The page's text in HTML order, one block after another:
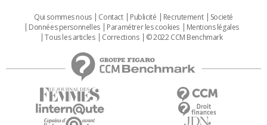
Qui sommes nous Contact Publicité Recrutement
Societé
Données personnelles
Paramétrer les cookies
Mentions légales
Tous les articles
Corrections © 2022 CCM Benchmark